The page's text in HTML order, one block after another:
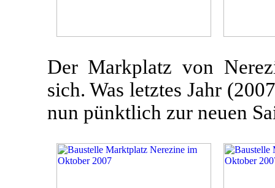
Der Markplatz von
sich. Was letztes Jahr
nun pünktlich zur neuen